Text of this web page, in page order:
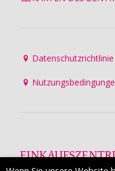
Datenschutzrichtlinie